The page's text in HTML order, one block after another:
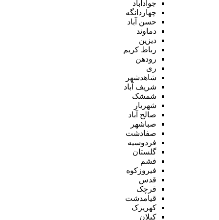
جوادآباد
چهاردانگه
حسن آباد
دماوند
دیزین
رباط کریم
رودهن
ری
شاهدشهر
شریف آباد
شمشک
شهریار
صالح آباد
صباشهر
صفادشت
فردوسیه
گلستان
فشم
فیروزکوه
قدس
قرچک
قیامدشت
کهریزک
کیلان